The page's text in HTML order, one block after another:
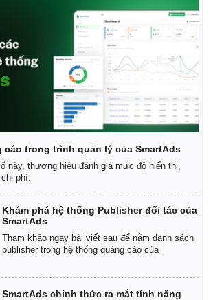
Video
Ảnh
E-Magazine
Infographic
cáo trong trình quản lý của SmartAds
này, thương hiệu đánh giá mức độ hiển thị,
phí.
Khám phá hệ thống Publisher đối tác của
SmartAds
Tham khảo ngay bài viết sau để nắm danh sách
publisher trong hệ thống quảng cáo của
SmartAds chính thức ra mắt tính năng